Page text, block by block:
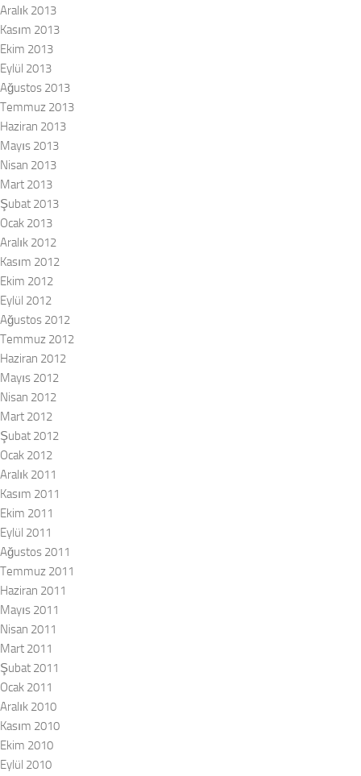
Aralık 2013
Kasım 2013
Ekim 2013
Eylül 2013
Ağustos 2013
Temmuz 2013
Haziran 2013
Mayıs 2013
Nisan 2013
Mart 2013
Şubat 2013
Ocak 2013
Aralık 2012
Kasım 2012
Ekim 2012
Eylül 2012
Ağustos 2012
Temmuz 2012
Haziran 2012
Mayıs 2012
Nisan 2012
Mart 2012
Şubat 2012
Ocak 2012
Aralık 2011
Kasım 2011
Ekim 2011
Eylül 2011
Ağustos 2011
Temmuz 2011
Haziran 2011
Mayıs 2011
Nisan 2011
Mart 2011
Şubat 2011
Ocak 2011
Aralık 2010
Kasım 2010
Ekim 2010
Eylül 2010